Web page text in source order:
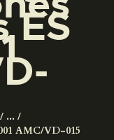
ES
...
AMC/VD-015